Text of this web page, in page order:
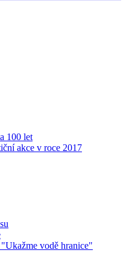
100 let
akce v roce 2017
vodě hranice"